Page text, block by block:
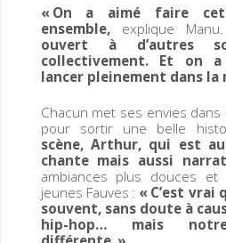
« On a aimé faire
ensemble,explique Manu.
ouvert à d’autres
collectivement. Et on
lancer pleinement dans la
Chacun met ses envies
pour sortir une belle
scène, Arthur, qui est
chante mais aussi
ambiances plus douces et
jeunes Fauves : « C’est vrai
souvent, sans doute à
hip-hop… mais